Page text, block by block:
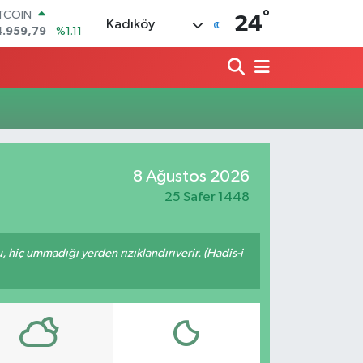
%1.11
%0.38
ALTIN
Kadıköy 24°
8 Ağustos 2026
25 Safer 1448
ummadığı yerden rızıklandırıverir. (Hadis-i